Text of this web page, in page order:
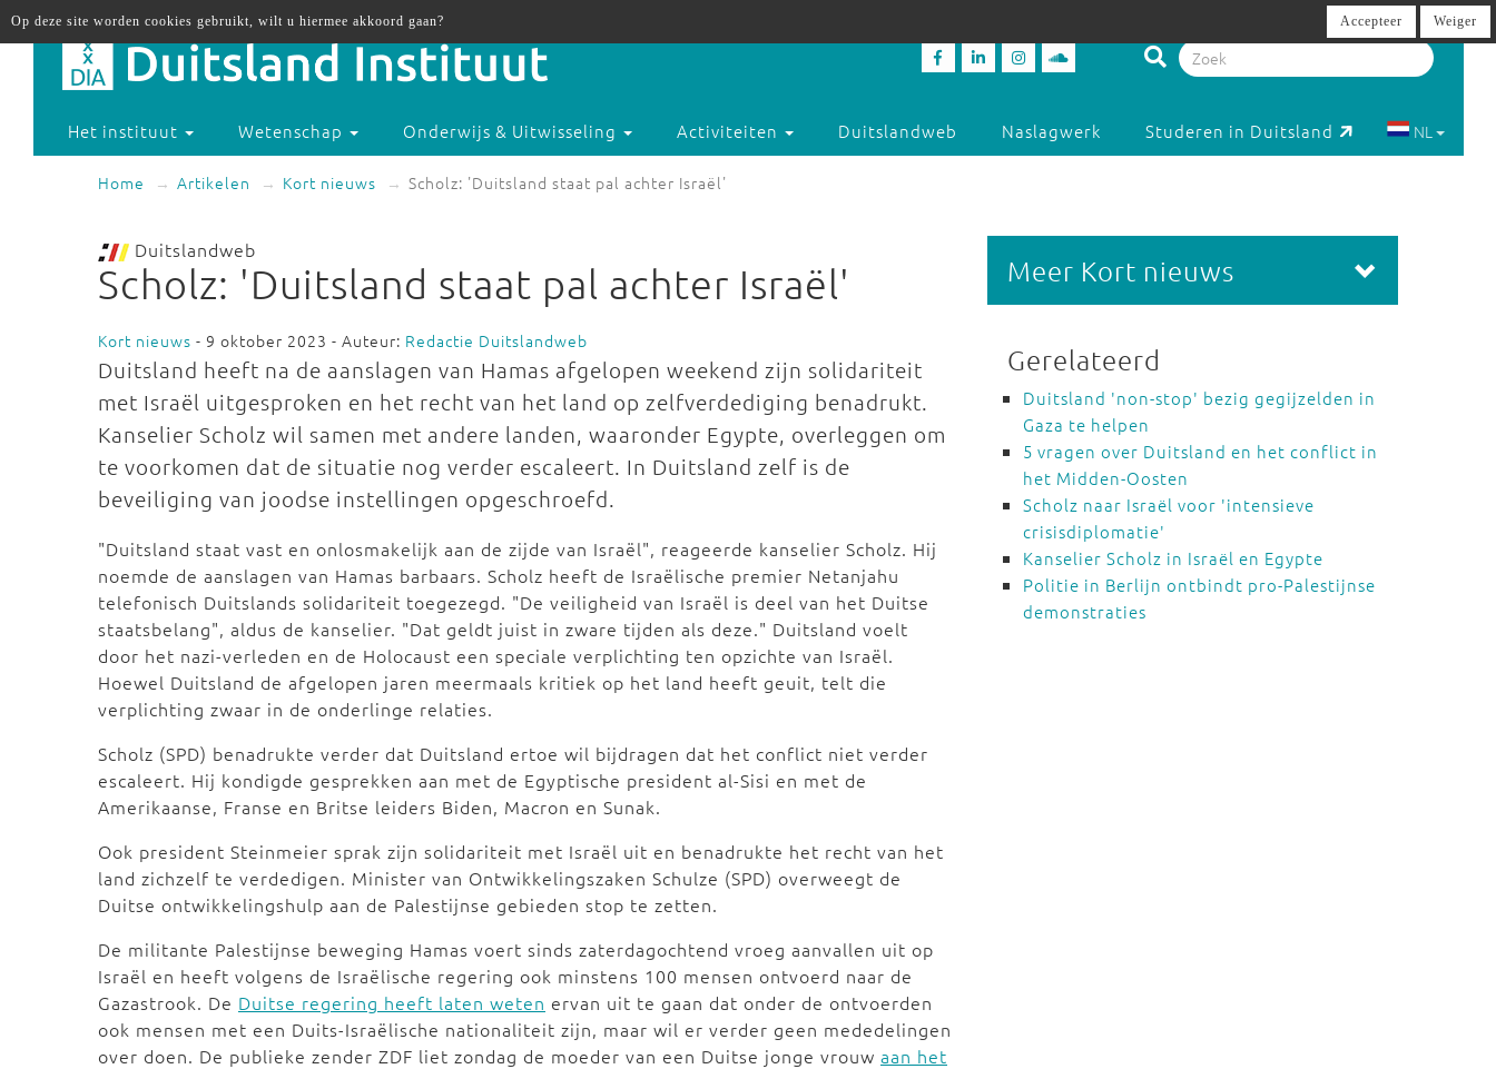
Het instituut Wetenschap Onderwijs & Uitwisseling Activiteiten Duitslandweb Naslagwerk Studeren in Duitsland NL
Home Artikelen Kort nieuws Scholz: 'Duitsland staat pal achter Israël'
Duitslandweb
Scholz: 'Duitsland staat pal achter Israël'
Kort nieuws - 9 oktober 2023 - Auteur: Redactie Duitslandweb
Duitsland heeft na de aanslagen van Hamas afgelopen weekend zijn solidariteit
met Israël uitgesproken en het recht van het land op zelfverdediging benadrukt.
Kanselier Scholz wil samen met andere landen, waaronder Egypte, overleggen om
te voorkomen dat de situatie nog verder escaleert. In Duitsland zelf is de
beveiliging van joodse instellingen opgeschroefd.
"Duitsland staat vast en onlosmakelijk aan de zijde van Israël", reageerde kanselier Scholz. Hij
noemde de aanslagen van Hamas barbaars. Scholz heeft de Israëlische premier Netanjahu
telefonisch Duitslands solidariteit toegezegd. "De veiligheid van Israël is deel van het Duitse
staatsbelang", aldus de kanselier. "Dat geldt juist in zware tijden als deze." Duitsland voelt
door het nazi-verleden en de Holocaust een speciale verplichting ten opzichte van Israël.
Hoewel Duitsland de afgelopen jaren meermaals kritiek op het land heeft geuit, telt die
verplichting zwaar in de onderlinge relaties.
Scholz (SPD) benadrukte verder dat Duitsland ertoe wil bijdragen dat het conflict niet verder
escaleert. Hij kondigde gesprekken aan met de Egyptische president al-Sisi en met de
Amerikaanse, Franse en Britse leiders Biden, Macron en Sunak.
Ook president Steinmeier sprak zijn solidariteit met Israël uit en benadrukte het recht van het
land zichzelf te verdedigen. Minister van Ontwikkelingszaken Schulze (SPD) overweegt de
Duitse ontwikkelingshulp aan de Palestijnse gebieden stop te zetten.
De militante Palestijnse beweging Hamas voert sinds zaterdagochtend vroeg aanvallen uit op
Israël en heeft volgens de Israëlische regering ook minstens 100 mensen ontvoerd naar de
Gazastrook. De Duitse regering heeft laten weten ervan uit te gaan dat onder de ontvoerden
ook mensen met een Duits-Israëlische nationaliteit zijn, maar wil er verder geen mededelingen
over doen. De publieke zender ZDF liet zondag de moeder van een Duitse jonge vrouw aan het
Meer Kort nieuws
Gerelateerd
Duitsland 'non-stop' bezig gegijzelden in
Gaza te helpen
5 vragen over Duitsland en het conflict in
het Midden-Oosten
Scholz naar Israël voor 'intensieve
crisisdiplomatie'
Kanselier Scholz in Israël en Egypte
Politie in Berlijn ontbindt pro-Palestijnse
demonstraties
Op deze site worden cookies gebruikt, wilt u hiermee akkoord gaan? Accepteer Weiger